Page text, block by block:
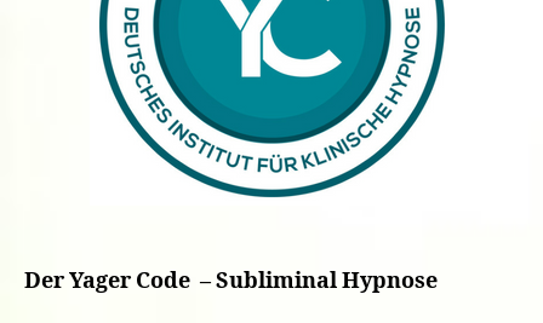
Der Yager Code – Subliminal Hypnose